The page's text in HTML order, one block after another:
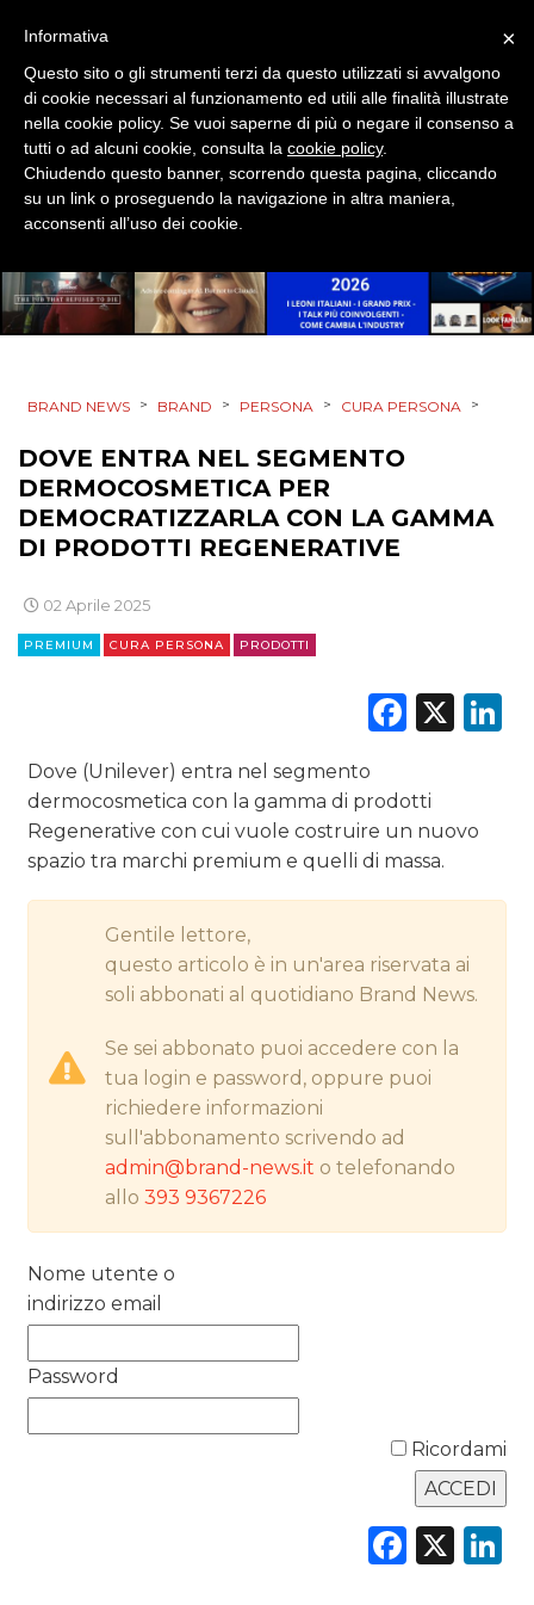
EVENTI
MOBILE
PROMOZIONI
PUNTI VENDITA
CINEMA
DIGITALE
EDITORIA
RADIO / AUDIO
TV
RICERCHE
PREVISIONI/SCENARI
NORMATIVE
TREND
BRAND NEWS > BRAND > PERSONA > CURA PERSONA >
DOVE ENTRA NEL SEGMENTO
DERMOCOSMETICA PER
DEMOCRATIZZARLA CON LA GAMMA
DI PRODOTTI REGENERATIVE
02 Aprile 2025
PREMIUM CURA PERSONA PRODOTTI
X
Dove (Unilever) entra nel segmento
dermocosmetica con la gamma di prodotti
Regenerative con cui vuole costruire un nuovo
spazio tra marchi premium e quelli di massa.
Gentile lettore,
questo articolo è in un'area riservata ai
soli abbonati al quotidiano Brand News.
Se sei abbonato puoi accedere con la
tua login e password, oppure puoi
richiedere informazioni
sull'abbonamento scrivendo ad
admin@brand-news.it o telefonando
allo393 9367226
Nome utente o
indirizzo email
Password
Ricordami
X
×
Informativa
Questo sito o gli strumenti terzi da questo utilizzati si avvalgono
di cookie necessari al funzionamento ed utili alle finalità illustrate
nella cookie policy. Se vuoi saperne di più o negare il consenso a
tutti o ad alcuni cookie, consulta la cookie policy.
Chiudendo questo banner, scorrendo questa pagina, cliccando
su un link o proseguendo la navigazione in altra maniera,
acconsenti all’uso dei cookie.